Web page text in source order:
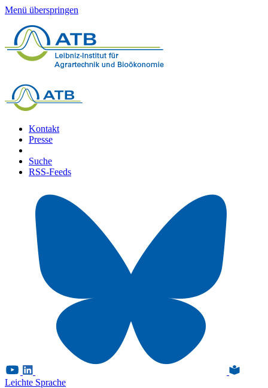
Menü überspringen
Kontakt
Presse
Suche
RSS-Feeds
Leichte Sprache